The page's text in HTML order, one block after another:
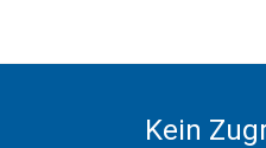
Kein